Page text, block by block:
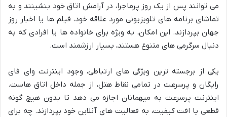
می توانند پس از یک روز پرماجرا، در آرامش اتاق خود بنشینند و به
تماشای برنامه های تلویزیونی مورد علاقه خود، فیلم ها یا اخبار روز
جهان بپردازند. این امکان، به ویژه برای خانواده ها یا افرادی که به
دنبال سرگرمی های متنوع هستند، بسیار ارزشمند است.
یکی از برجسته ترین ویژگی های ارتباطی، وجود اینترنت وای فای
رایگان و پرسرعت در تمامی نقاط هتل، از جمله داخل اتاق هاست.
اینترنت پرسرعت به میهمانان اجازه می دهد تا بدون هیچ گونه
قطعی یا افت کیفیت، به فعالیت های آنلاین خود بپردازند. چه برای